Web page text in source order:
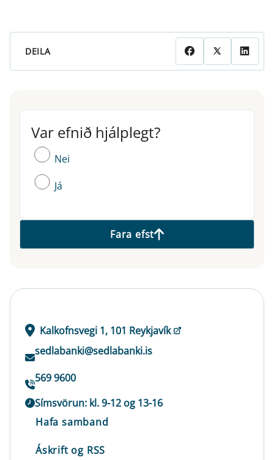
DEILA
Var efnið hjálplegt?
Var efnið hjálplegt?
Nei
Já
Fara efst
Kalkofnsvegi 1, 101 Reykjavík
sedlabanki@sedlabanki.is
569 9600
Símsvörun: kl. 9-12 og 13-16
Hafa samband
Áskrift og RSS